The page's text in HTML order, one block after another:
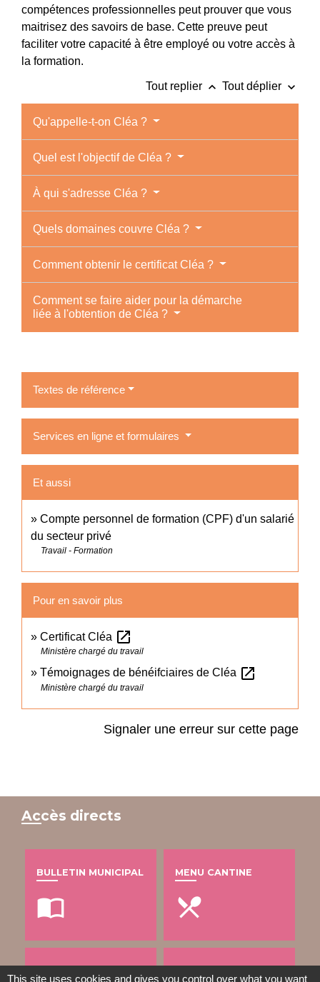
compétences professionnelles peut prouver que vous
maitrisez des savoirs de base. Cette preuve peut
faciliter votre capacité à être employé ou votre accès à
la formation.
Tout replier keyboard_arrow_up Tout déplier keyboard_arrow_down
Qu'appelle-t-on Cléa ?
Quel est l'objectif de Cléa ?
À qui s'adresse Cléa ?
Quels domaines couvre Cléa ?
Comment obtenir le certificat Cléa ?
Comment se faire aider pour la démarche
liée à l'obtention de Cléa ?
Textes de référence
Services en ligne et formulaires
Et aussi
Compte personnel de formation (CPF) d'un salarié
du secteur privé
Travail - Formation
Pour en savoir plus
Certificat Cléa open_in_new
Ministère chargé du travail
Témoignages de bénéifciaires de Cléa open_in_new
Ministère chargé du travail
Signaler une erreur sur cette page
Accès directs
BULLETIN MUNICIPAL
import_contacts
MENU CANTINE
local_dining
This site uses cookies and gives you control over what you want